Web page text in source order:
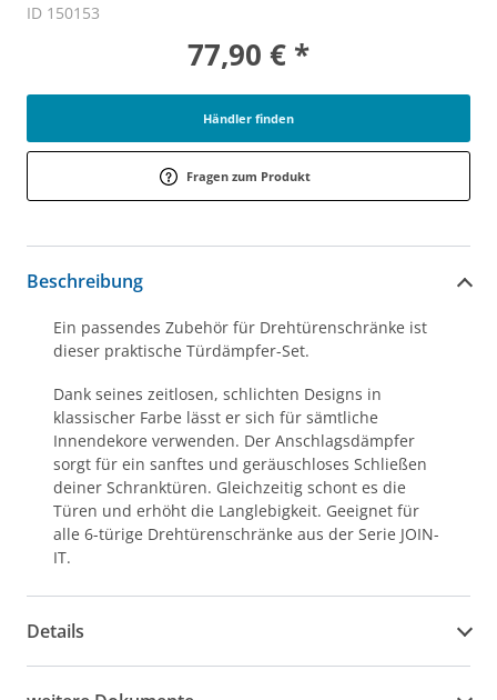
ID 150153
77,90 € *
Händler finden
Fragen zum Produkt
Beschreibung
Ein passendes Zubehör für Drehtürenschränke ist
dieser praktische Türdämpfer-Set.
Dank seines zeitlosen, schlichten Designs in
klassischer Farbe lässt er sich für sämtliche
Innendekore verwenden. Der Anschlagsdämpfer
sorgt für ein sanftes und geräuschloses Schließen
deiner Schranktüren. Gleichzeitig schont es die
Türen und erhöht die Langlebigkeit. Geeignet für
alle 6-türige Drehtürenschränke aus der Serie JOIN-
IT.
Details